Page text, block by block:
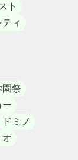
ト
ィ
園祭
ー
ドミノ
オ